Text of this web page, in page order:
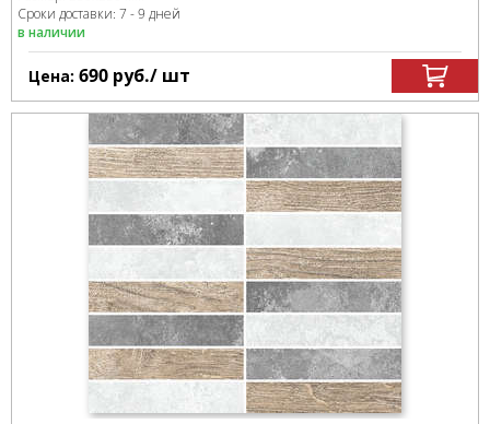
Сроки доставки: 7 - 9 дней
в наличии
Цена: 690 руб./ шт